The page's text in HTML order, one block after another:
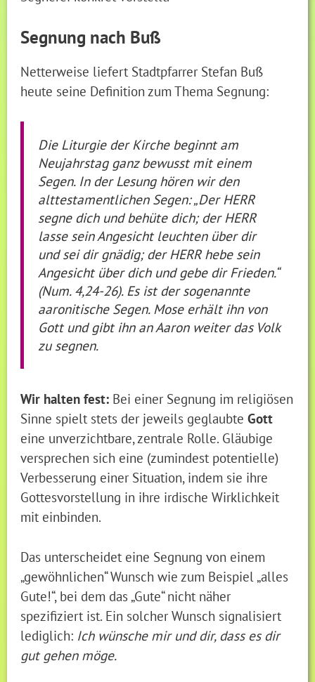
Segnung nach Buß
Netterweise liefert Stadtpfarrer Stefan Buß
heute seine Definition zum Thema Segnung:
Die Liturgie der Kirche beginnt am
Neujahrstag ganz bewusst mit einem
Segen. In der Lesung hören wir den
alttestamentlichen Segen: „Der HERR
segne dich und behüte dich; der HERR
lasse sein Angesicht leuchten über dir
und sei dir gnädig; der HERR hebe sein
Angesicht über dich und gebe dir Frieden.“
(Num. 4,24-26). Es ist der sogenannte
aaronitische Segen. Mose erhält ihn von
Gott und gibt ihn an Aaron weiter das Volk
zu segnen.
Wir halten fest: Bei einer Segnung im religiösen
Sinne spielt stets der jeweils geglaubteGott
eine unverzichtbare, zentrale Rolle. Gläubige
versprechen sich eine (zumindest potentielle)
Verbesserung einer Situation, indem sie ihre
Gottesvorstellung in ihre irdische Wirklichkeit
mit einbinden.
Das unterscheidet eine Segnung von einem
„gewöhnlichen“ Wunsch wie zum Beispiel „alles
Gute!“, bei dem das „Gute“ nicht näher
spezifiziert ist. Ein solcher Wunsch signalisiert
lediglich: Ich wünsche mir und dir, dass es dir
gut gehen möge.